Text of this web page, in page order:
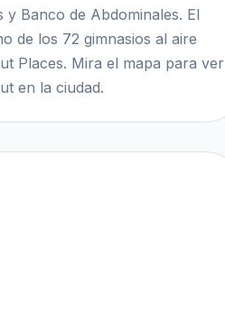
Banco de Abdominales. El
de los 72 gimnasios al aire
Places. Mira el mapa para ver
en la ciudad.